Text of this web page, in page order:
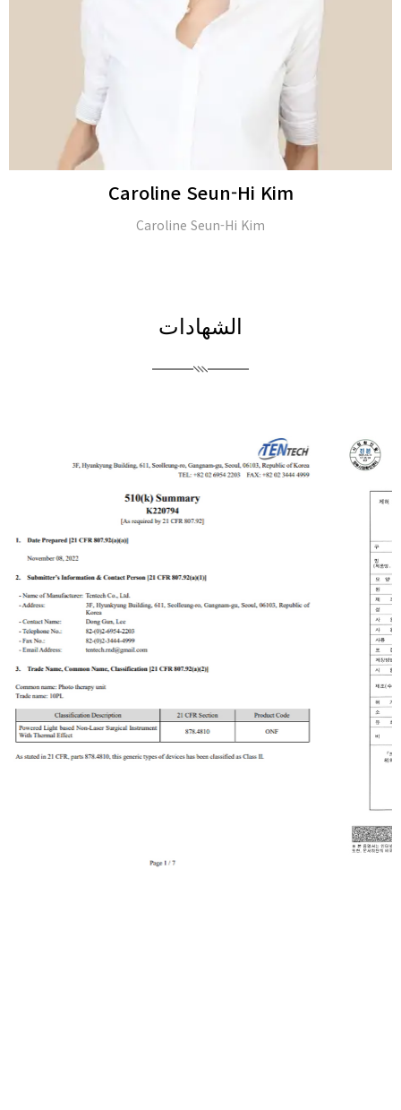
JongSeo Kim
Director of ‘Kim-JongSeo Plastic Surgery Clinic’ in (Seoul,
الشهادات